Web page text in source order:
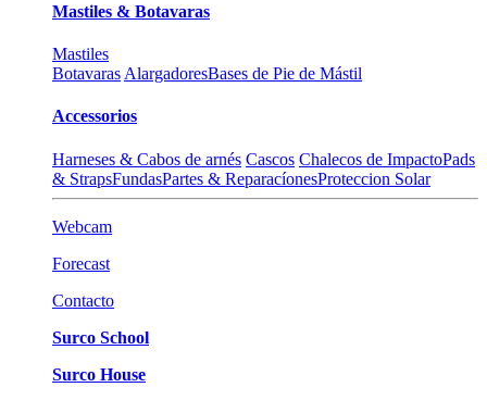
Mastiles & Botavaras
Mastiles
Botavaras AlargadoresBases de Pie de Mástil
Accessorios
Harneses & Cabos de arnés Cascos Chalecos de ImpactoPads
& StrapsFundasPartes & ReparacíonesProteccion Solar
Webcam
Forecast
Contacto
Surco School
Surco House